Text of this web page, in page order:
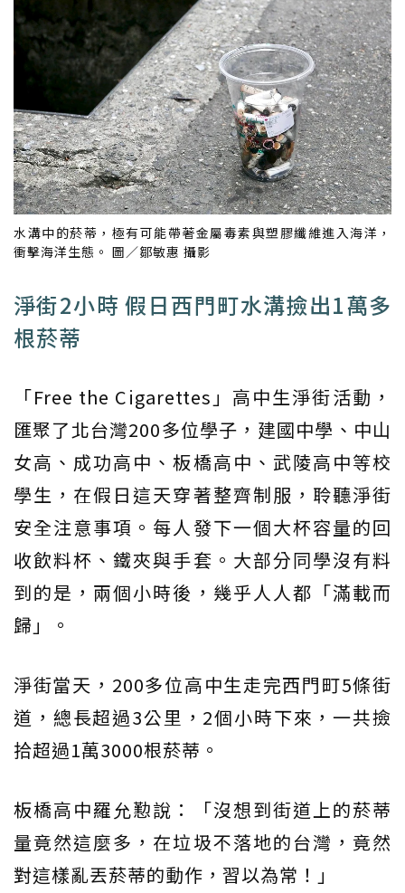
水溝中的菸蒂，極有可能帶著金屬毒素與塑膠纖維進入海洋，
衝擊海洋生態。 圖／鄒敏惠 攝影
淨街2小時 假日西門町水溝撿出1萬多
根菸蒂
「Free the Cigarettes」高中生淨街活動，
匯聚了北台灣200多位學子，建國中學、中山
女高、成功高中、板橋高中、武陵高中等校
學生，在假日這天穿著整齊制服，聆聽淨街
安全注意事項。每人發下一個大杯容量的回
收飲料杯、鐵夾與手套。大部分同學沒有料
到的是，兩個小時後，幾乎人人都「滿載而
歸」。
淨街當天，200多位高中生走完西門町5條街
道，總長超過3公里，2個小時下來，一共撿
拾超過1萬3000根菸蒂。
板橋高中羅允懃說：「沒想到街道上的菸蒂
量竟然這麼多，在垃圾不落地的台灣，竟然
對這樣亂丟菸蒂的動作，習以為常！」